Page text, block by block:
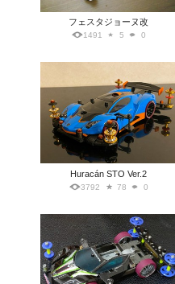
フェスタジョーヌ改
1491 5 0
Huracán STO Ver.2
3792 78 0